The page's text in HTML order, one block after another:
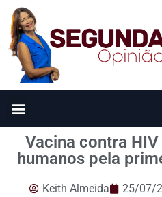
Vacina contra
humanos pela
Keith Almeida 25/07/